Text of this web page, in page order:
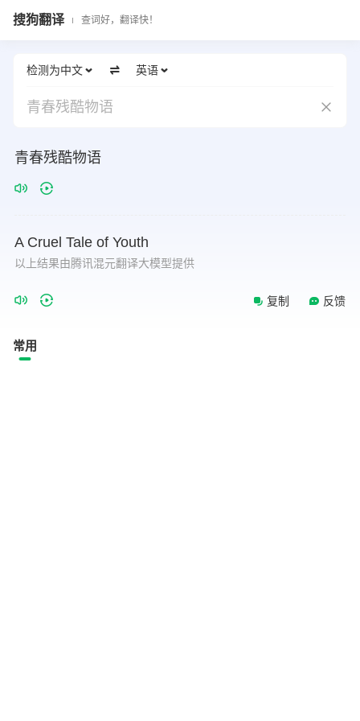
搜狗翻译 查词好，翻译快！
检测为中文 英语
青春残酷物语
青春残酷物语
A Cruel Tale of Youth
以上结果由腾讯混元翻译大模型提供
复制 反馈
常用